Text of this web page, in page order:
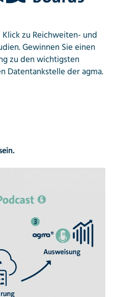
zu Reichweiten- und
Gewinnen Sie einen
zu den wichtigsten
Datentankstelle der agma.